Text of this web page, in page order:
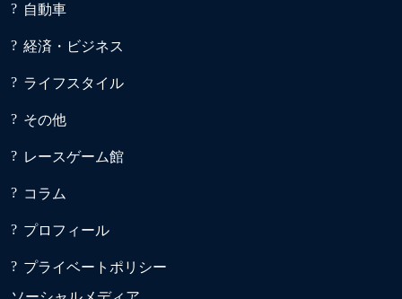
自動車
経済・ビジネス
ライフスタイル
その他
レースゲーム館
コラム
プロフィール
プライベートポリシー